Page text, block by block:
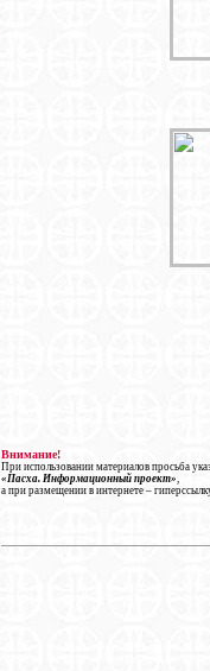
Внимание!
При использовании материалов просьба
«Пасха. Информационный проект»
а при размещении в интернете –